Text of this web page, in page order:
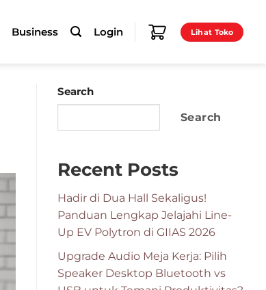
Business Login Lihat Toko
Search
Search
Recent Posts
Hadir di Dua Hall Sekaligus!
Panduan Lengkap Jelajahi Line-
Up EV Polytron di GIIAS 2026
Upgrade Audio Meja Kerja: Pilih
Speaker Desktop Bluetooth vs